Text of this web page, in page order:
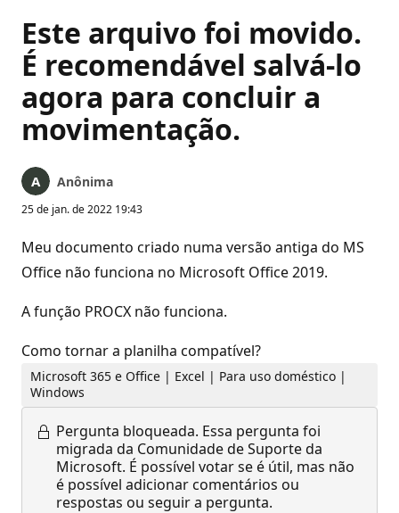
Este arquivo foi movido.
É recomendável salvá-lo
agora para concluir a
movimentação.
Anônima
25 de jan. de 2022 19:43
Meu documento criado numa versão antiga do MS
Office não funciona no Microsoft Office 2019.
A função PROCX não funciona.
Como tornar a planilha compatível?
Microsoft 365 e Office | Excel | Para uso doméstico |
Windows
Pergunta bloqueada. Essa pergunta foi
migrada da Comunidade de Suporte da
Microsoft. É possível votar se é útil, mas não
é possível adicionar comentários ou
respostas ou seguir a pergunta.